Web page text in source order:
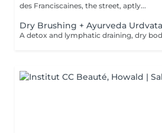
des Franciscaines, the street, aptly...
Dry Brushing + Ayurveda